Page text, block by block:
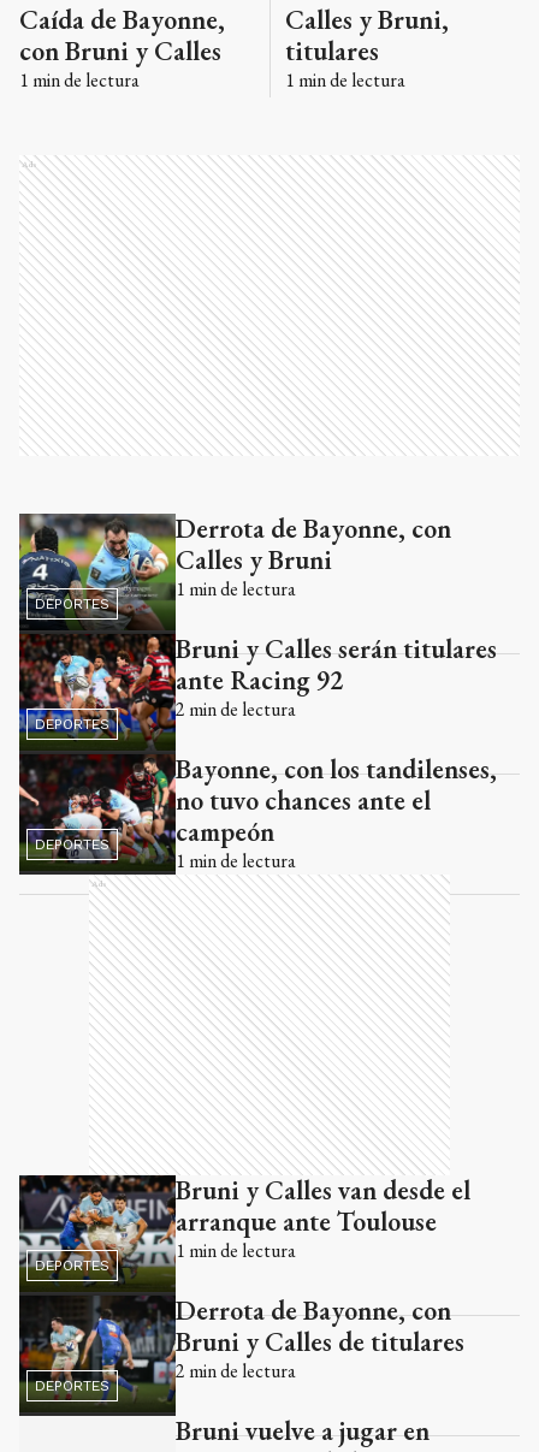
Caída de Bayonne,
con Bruni y Calles
1 min de lectura
Calles y Bruni,
titulares
1 min de lectura
Ads
DEPORTES
Derrota de Bayonne, con
Calles y Bruni
1 min de lectura
DEPORTES
Bruni y Calles serán titulares
ante Racing 92
2 min de lectura
DEPORTES
Bayonne, con los tandilenses,
no tuvo chances ante el
campeón
1 min de lectura
Ads
DEPORTES
Bruni y Calles van desde el
arranque ante Toulouse
1 min de lectura
DEPORTES
Derrota de Bayonne, con
Bruni y Calles de titulares
2 min de lectura
Bruni vuelve a jugar en